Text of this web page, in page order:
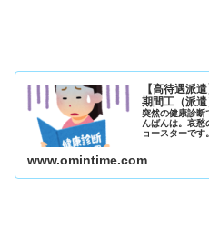
【高待遇派
期間工（派遣
突然の健康診断
んばんは。哀愁
ョースターです
www.omintime.com